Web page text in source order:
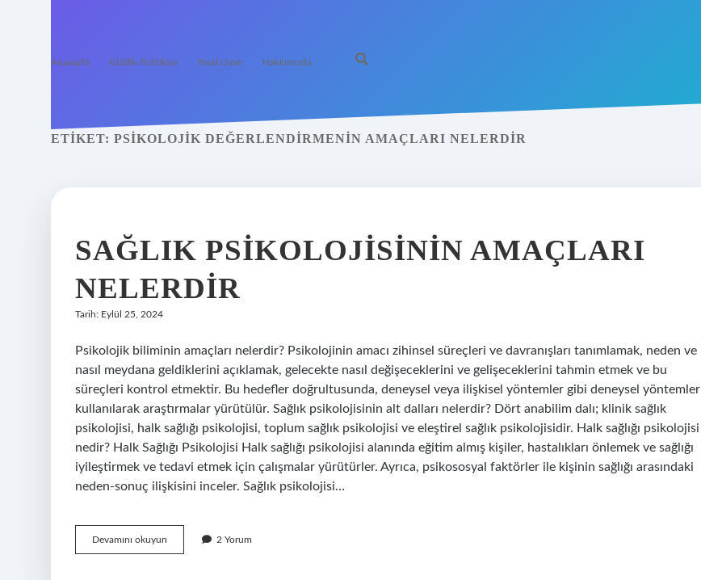
Anasayfa Gizlilik Politikası Yasal Uyarı Hakkımızda
ETIKET: PSIKOLOJIK DEĞERLENDIRMENIN AMAÇLARI NELERDIR
SAĞLIK PSIKOLOJISININ AMAÇLARI
NELERDIR
Tarih: Eylül 25, 2024
Psikolojik biliminin amaçları nelerdir? Psikolojinin amacı zihinsel süreçleri ve davranışları tanımlamak, neden ve
nasıl meydana geldiklerini açıklamak, gelecekte nasıl değişeceklerini ve gelişeceklerini tahmin etmek ve bu
süreçleri kontrol etmektir. Bu hedefler doğrultusunda, deneysel veya ilişkisel yöntemler gibi deneysel yöntemler
kullanılarak araştırmalar yürütülür. Sağlık psikolojisinin alt dalları nelerdir? Dört anabilim dalı; klinik sağlık
psikolojisi, halk sağlığı psikolojisi, toplum sağlık psikolojisi ve eleştirel sağlık psikolojisidir. Halk sağlığı psikolojisi
nedir? Halk Sağlığı Psikolojisi Halk sağlığı psikolojisi alanında eğitim almış kişiler, hastalıkları önlemek ve sağlığı
iyileştirmek ve tedavi etmek için çalışmalar yürütürler. Ayrıca, psikososyal faktörler ile kişinin sağlığı arasındaki
neden-sonuç ilişkisini inceler. Sağlık psikolojisi…
Devamını okuyun
Psikolojisinin
2 Yorum